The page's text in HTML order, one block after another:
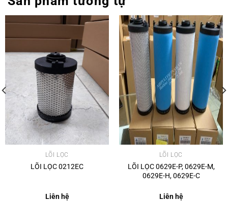
LÕI LỌC
LÕI LỌC 0212EC
Liên hệ
LÕI LỌC
LÕI LỌC 0629E-P, 0629E-M,
0629E-H, 0629E-C
Liên hệ